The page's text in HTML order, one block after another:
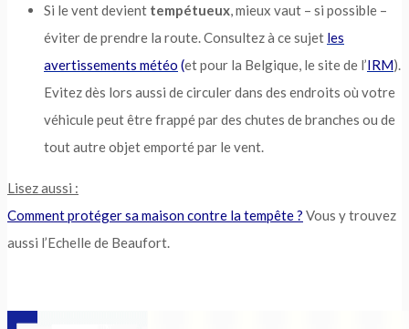
Si le vent devient tempétueux, mieux vaut – si possible –
éviter de prendre la route. Consultez à ce sujet les
avertissements météo (et pour la Belgique, le site de l’IRM).
Evitez dès lors aussi de circuler dans des endroits où votre
véhicule peut être frappé par des chutes de branches ou de
tout autre objet emporté par le vent.
Lisez aussi :
Comment protéger sa maison contre la tempête ? Vous y trouvez
aussi l’Echelle de Beaufort.